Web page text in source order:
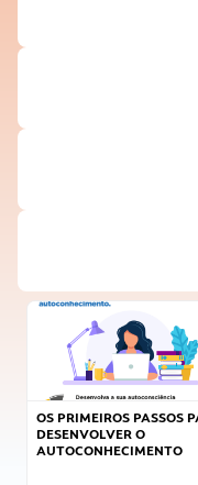
OS PRIMEIROS PASSOS
DESENVOLVER O
AUTOCONHECIMENTO